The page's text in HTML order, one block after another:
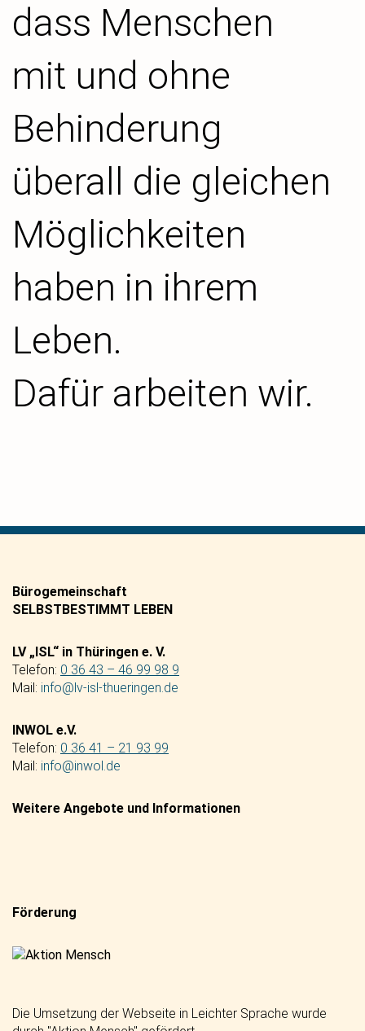
dass Menschen
mit und ohne
Behinderung
überall die gleichen
Möglichkeiten
haben in ihrem
Leben.
Dafür arbeiten wir.
Bürogemeinschaft
SELBSTBESTIMMT LEBEN
LV „ISL“ in Thüringen e. V.
Telefon: 0 36 43 – 46 99 98 9
Mail: info@lv-isl-thueringen.de
INWOL e.V.
Telefon: 0 36 41 – 21 93 99
Mail: info@inwol.de
Weitere Angebote und Informationen
Förderung
Die Umsetzung der Webseite in Leichter Sprache wurde